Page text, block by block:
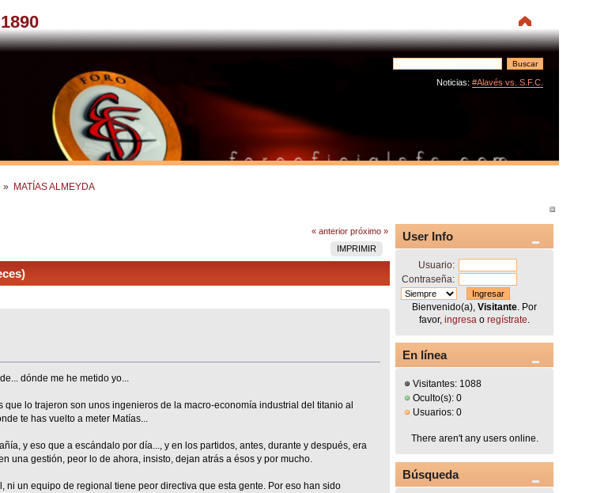
Noticias: #Alavés vs. S.F.C.
» MATÍAS ALMEYDA
« anterior próximo »
IMPRIMIR
dónde me he metido yo...
lo trajeron son unos ingenieros de la macro-economía industrial del titanio al
te has vuelto a meter Matías...
y eso que a escándalo por día..., y en los partidos, antes, durante y después, era
una gestión, peor lo de ahora, insisto, dejan atrás a ésos y por mucho.
ni un equipo de regional tiene peor directiva que esta gente. Por eso han sido
User Info
Usuario:
Contraseña:
Bienvenido(a),Visitante . Por
favor,ingresa oregístrate
En línea
Visitantes: 1088
Oculto(s): 0
Usuarios: 0
There aren't any users online.
Búsqueda